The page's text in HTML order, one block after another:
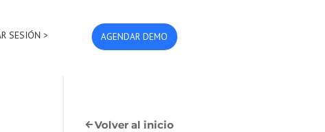
SESIÓN > AGENDAR DEMO
Volver al inicio